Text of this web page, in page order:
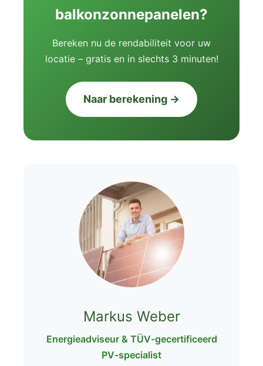
balkonzonnepanelen?
Bereken nu de rendabiliteit voor uw
locatie – gratis en in slechts 3 minuten!
Naar berekening →
Markus Weber
Energieadviseur & TÜV-gecertificeerd
PV-specialist